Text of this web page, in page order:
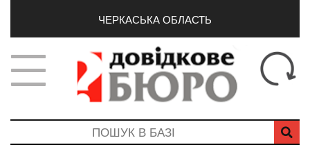
ЧЕРКАСЬКА ОБЛАСТЬ